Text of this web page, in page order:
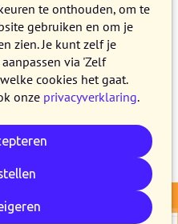
te onthouden, om te
gebruiken en om je
zien. Je kunt zelf je
via 'Zelf
cookies het gaat.
onze privacyverklaring.
alle klanten van
van release
wat er nieuw is en